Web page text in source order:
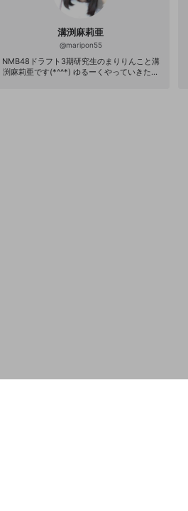
溝渕麻莉亜
@maripon55
NMB48ドラフト3期研究生のまりりんこと溝
渕麻莉亜です(*^^*) ゆるーくやっていきたい